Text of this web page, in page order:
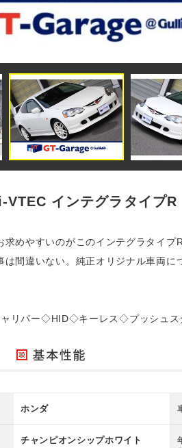
VTEC インテグラタイプR
めやすいのがこのインテグラタイ
間違いない。純正オリジナル車両
リパー◇HID◇キーレス◇プッシュ
ホンダ
チャンピオンシップホワイト